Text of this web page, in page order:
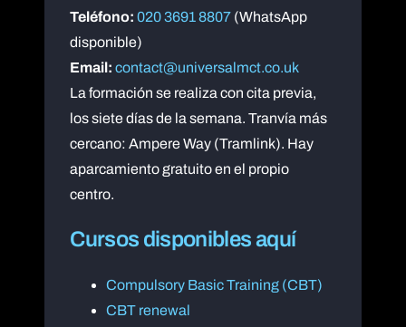
Teléfono: 020 3691 8807 (WhatsApp
disponible)
Email: contact@universalmct.co.uk
La formación se realiza con cita previa,
los siete días de la semana. Tranvía más
cercano: Ampere Way (Tramlink). Hay
aparcamiento gratuito en el propio
centro.
Cursos disponibles aquí
Compulsory Basic Training (CBT)
CBT renewal